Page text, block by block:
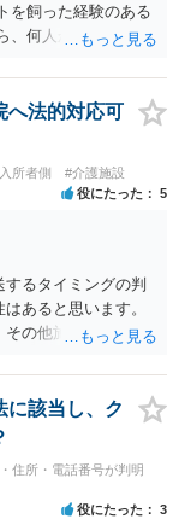
を飼った経験のある
、何人か問い合わせ
へ法的対応可
所者側 #介護施設
役にたった 5
するタイミングの判
あると思います。
の他施設内で作成
ければ、裁判で勝て
れはどの介護事
の上、まずは調査
に該当し、ク
住所・電話番号が判明
役にたった 3